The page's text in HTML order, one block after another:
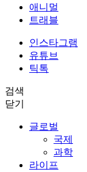
애니멀
트래블
인스타그램
유튜브
틱톡
검색
닫기
글로벌
국제
과학
라이프